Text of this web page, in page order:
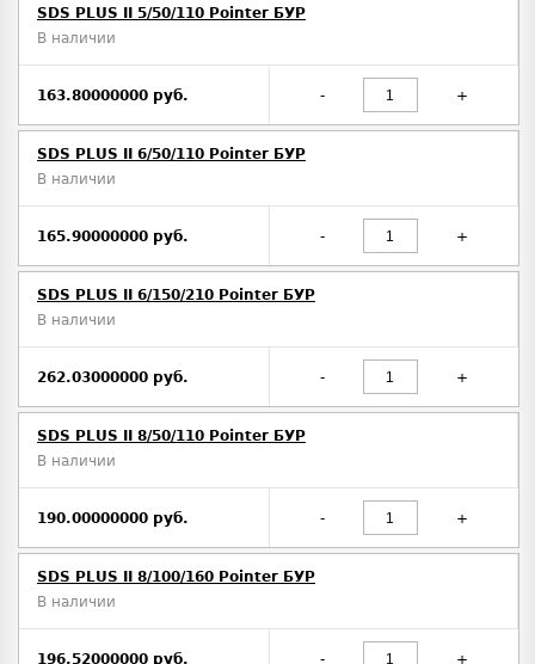
SDS PLUS II 5/50/110 Pointer БУР
В наличии
163.80000000 руб. - +
SDS PLUS II 6/50/110 Pointer БУР
В наличии
165.90000000 руб. - +
SDS PLUS II 6/150/210 Pointer БУР
В наличии
262.03000000 руб. - +
SDS PLUS II 8/50/110 Pointer БУР
В наличии
190.00000000 руб. - +
SDS PLUS II 8/100/160 Pointer БУР
В наличии
196.52000000 руб. - +